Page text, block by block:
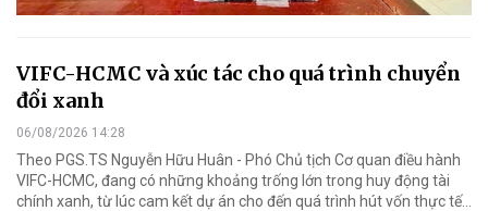
VIFC-HCMC và xúc tác cho quá trình chuyển
đổi xanh
06/08/2026 14:28
Theo PGS.TS Nguyễn Hữu Huân - Phó Chủ tịch Cơ quan điều hành
VIFC-HCMC, đang có những khoảng trống lớn trong huy động tài
chính xanh, từ lúc cam kết dự án cho đến quá trình hút vốn thực tế...